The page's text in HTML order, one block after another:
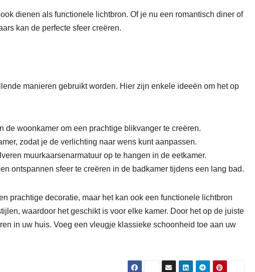
dienen als functionele lichtbron. Of je nu een romantisch diner of
kan de perfecte sfeer creëren.
manieren gebruikt worden. Hier zijn enkele ideeën om het op
de woonkamer om een ​​prachtige blikvanger te creëren.
zodat je de verlichting naar wens kunt aanpassen.
muurkaarsenarmatuur op te hangen in de eetkamer.
​​ontspannen sfeer te creëren in de badkamer tijdens een lang bad.
prachtige decoratie, maar het kan ook een functionele lichtbron
waardoor het geschikt is voor elke kamer. Door het op de juiste
in uw huis. Voeg een vleugje klassieke schoonheid toe aan uw